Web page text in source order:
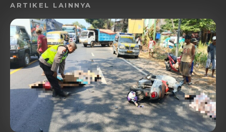
ARTIKEL LAINNYA